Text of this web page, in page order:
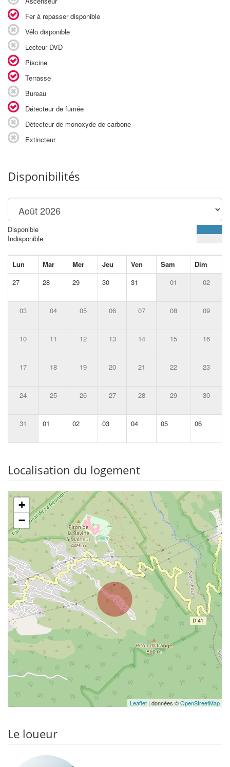
Fer à repasser disponible
Vélo disponible
Lecteur DVD
Piscine
Terrasse
Bureau
Détecteur de fumée
Détecteur de monoxyde de carbone
Extincteur
Disponibilités
Disponible
Indisponible
Lun Mar Mer Jeu Ven Sam
Dim
27
28 29 30 31 01 02
03 04 05 06 07 08 09
10 11 12 13 14 15 16
17 18 19 20 21 22 23
24 25 26 27 28 29 30
31 01 02 03 04 05 06
Localisation du logement
+
−
Leaflet | données ©OpenStreetMap
Le loueur